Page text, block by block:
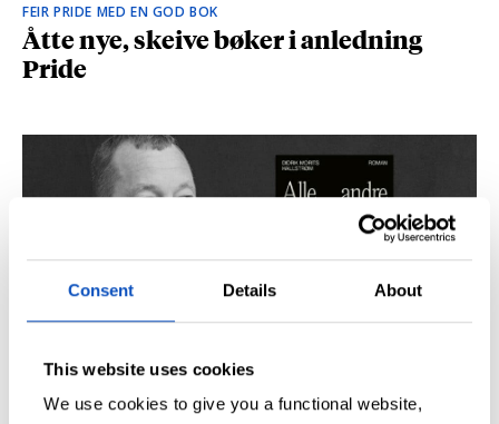
Consent Details About
This website uses cookies
We use cookies to give you a functional website,
FEIR PRIDE MED EN GOD BOK
Åtte nye, skeive bøker i anledning
Pride
SÅ DU NRK-DOKUMENTAREN «AGENTEN»?
Didrik M. Hallstrøm: – Alt det med CIA